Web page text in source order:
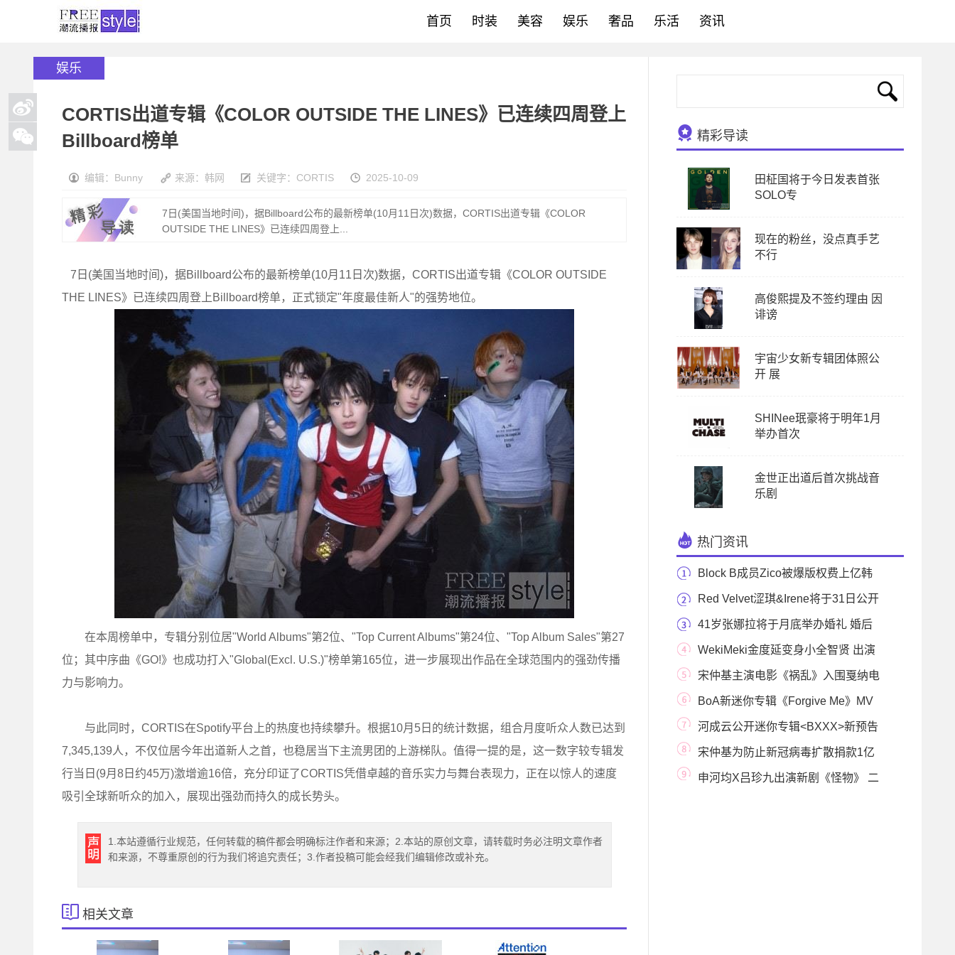
首页 时装 美容 娱乐 奢品 乐活 资讯
娱乐
CORTIS出道专辑《COLOR OUTSIDE THE LINES》已连续四周登上
Billboard榜单
编辑：Bunny 来源：韩网 关键字： CORTIS 2025-10-09
7日(美国当地时间)，据Billboard公布的最新榜单(10月11日次)数据，CORTIS出道专辑《COLOR
OUTSIDE THE LINES》已连续四周登上...
7日(美国当地时间)，据Billboard公布的最新榜单(10月11日次)数据，CORTIS出道专辑《COLOR OUTSIDE
THE LINES》已连续四周登上Billboard榜单，正式锁定"年度最佳新人"的强势地位。
在本周榜单中，专辑分别位居"World Albums"第2位、"Top Current Albums"第24位、"Top Album Sales"第27
位；其中序曲《GO!》也成功打入"Global(Excl. U.S.)"榜单第165位，进一步展现出作品在全球范围内的强劲传播
力与影响力。
与此同时，CORTIS在Spotify平台上的热度也持续攀升。根据10月5日的统计数据，组合月度听众人数已达到
7,345,139人，不仅位居今年出道新人之首，也稳居当下主流男团的上游梯队。值得一提的是，这一数字较专辑发
行当日(9月8日约45万)激增逾16倍，充分印证了CORTIS凭借卓越的音乐实力与舞台表现力，正在以惊人的速度
吸引全球新听众的加入，展现出强劲而持久的成长势头。
1.本站遵循行业规范，任何转载的稿件都会明确标注作者和来源；2.本站的原创文章，请转载时务必注明文章作者
和来源，不尊重原创的行为我们将追究责任；3.作者投稿可能会经我们编辑修改或补充。
相关文章
精彩导读
田柾国将于今日发表首张
SOLO专
现在的粉丝，没点真手艺
不行
高俊熙提及不签约理由 因
诽谤
宇宙少女新专辑团体照公
开 展
SHINee珉豪将于明年1月
举办首次
金世正出道后首次挑战音
乐剧
热门资讯
Block B成员Zico被爆版权费上亿韩
元 Red Velvet涩琪&Irene将于31日公开
《Naughty》Remix版
41岁张娜拉将于月底举办婚礼 婚后
会继续演艺活
WekiMeki金度延变身小全智贤 出演
新剧《智异山》
宋仲基主演电影《祸乱》入围戛纳电
影节“一种
BoA新迷你专辑《Forgive Me》MV
预告片公开，强烈的
河成云公开迷你专辑<BXXX>新预告
照令粉丝万
宋仲基为防止新冠病毒扩散捐款1亿
韩元申河均X吕珍九出演新剧《怪物》 二